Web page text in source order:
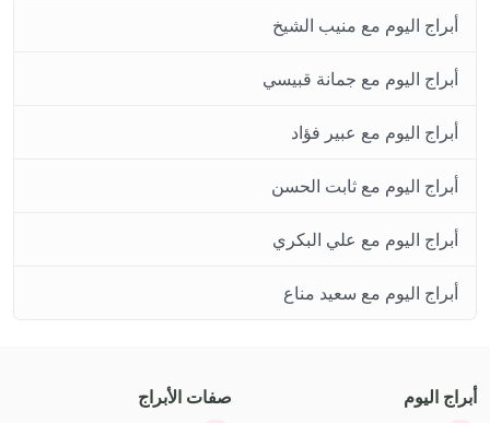
أبراج اليوم مع منيب الشيخ
أبراج اليوم مع جمانة قبيسي
أبراج اليوم مع عبير فؤاد
أبراج اليوم مع ثابت الحسن
أبراج اليوم مع علي البكري
أبراج اليوم مع سعيد مناع
أبراج اليوم
صفات الأبراج